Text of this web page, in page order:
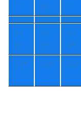
m
+1
6°
+1
5°
+1
4°
+7° +5° +3°